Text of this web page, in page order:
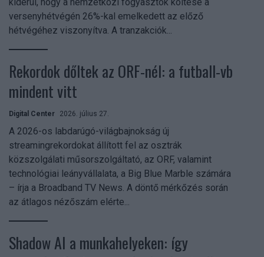
versenyhétvégén 26%-kal emelkedett az előző
hétvégéhez viszonyítva. A tranzakciók...
Rekordok dőltek az ORF-nél: a futball-vb
mindent vitt
Digital Center 2026. július 27.
A 2026-os labdarúgó-világbajnokság új
streamingrekordokat állított fel az osztrák
közszolgálati műsorszolgáltató, az ORF, valamint
technológiai leányvállalata, a Big Blue Marble számára
– írja a Broadband TV News. A döntő mérkőzés során
az átlagos nézőszám elérte...
Shadow AI a munkahelyeken: így